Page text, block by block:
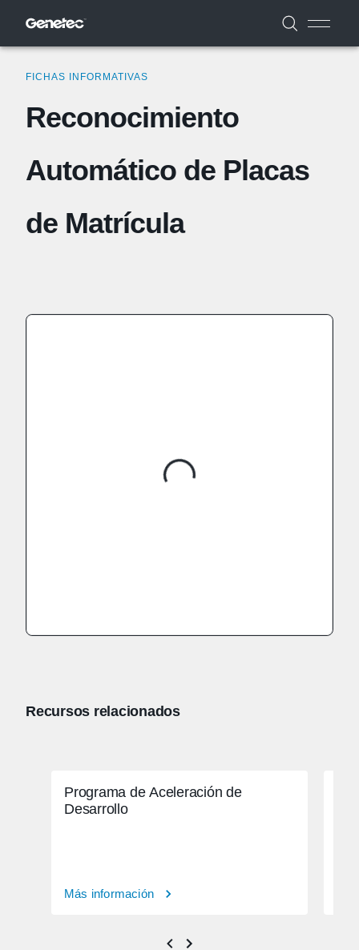
FICHAS INFORMATIVAS
Reconocimiento
Automático de Placas
de Matrícula
Recursos relacionados
Programa de Aceleración de
Desarrollo
Más información